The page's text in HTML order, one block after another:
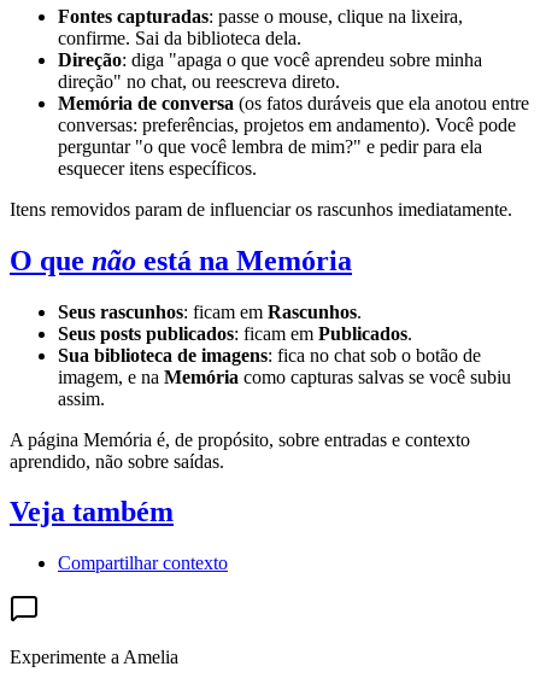
Fontes capturadas: passe o mouse, clique na lixeira,
confirme. Sai da biblioteca dela.
Direção: diga "apaga o que você aprendeu sobre minha
direção" no chat, ou reescreva direto.
Memória de conversa (os fatos duráveis que ela anotou entre
conversas: preferências, projetos em andamento). Você pode
perguntar "o que você lembra de mim?" e pedir para ela
esquecer itens específicos.
Itens removidos param de influenciar os rascunhos imediatamente.
O que não está na Memória
Seus rascunhos: ficam em Rascunhos.
Seus posts publicados: ficam em Publicados.
Sua biblioteca de imagens: fica no chat sob o botão de
imagem, e na Memória como capturas salvas se você subiu
assim.
A página Memória é, de propósito, sobre entradas e contexto
aprendido, não sobre saídas.
Veja também
Compartilhar contexto
Experimente a Amelia